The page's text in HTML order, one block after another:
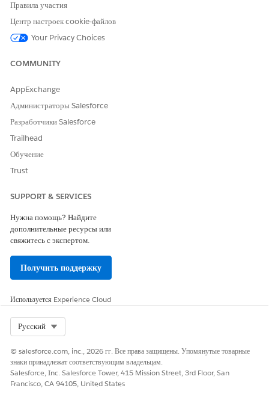
меню «Настройка» и выберите пункт «
Выберите «
Требовать комментарии для задач плана
действий».
ЭТА СТАТЬЯ РЕШИЛА ВАШУ ПРОБЛЕМУ?
Оставьте свой отзыв, чтобы мы могли стать лучше!
Правила участия
Центр настроек cookie-файлов
Your Privacy Choices
COMMUNITY
AppExchange
Администраторы Salesforce
Разработчики Salesforce
Trailhead
Обучение
Trust
SUPPORT & SERVICES
Нужна помощь? Найдите
дополнительные ресурсы или
свяжитесь с экспертом.
Получить поддержку
Используется Experience Cloud
Русский
© salesforce.com, inc., 2026 гг. Все права защищены. Упомянутые товарные
знаки принадлежат соответствующим владельцам.
Salesforce, Inc. Salesforce Tower, 415 Mission Street, 3rd Floor, San
Francisco, CA 94105, United States